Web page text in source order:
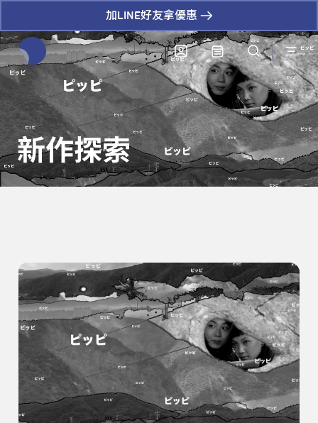
加LINE好友拿優惠
全網站搜尋節目、活動、影音文章
新作探索